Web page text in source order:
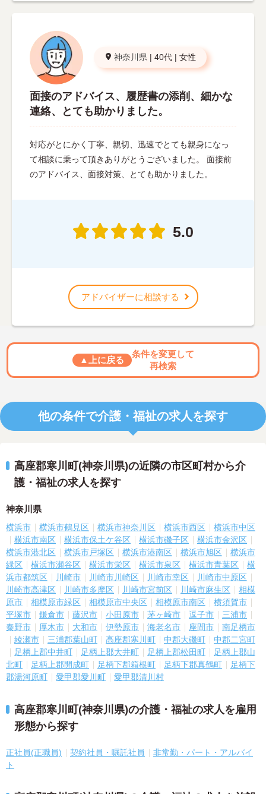
神奈川県 | 40代 | 女性
面接のアドバイス、履歴書の添削、細かな
連絡、とても助かりました。
対応がとにかく丁寧、親切、迅速でとても親身になっ
て相談に乗って頂きありがとうございました。 面接前
のアドバイス、面接対策、とても助かりました。
5.0
アドバイザーに相談する
▲上に戻る
条件を変更して
再検索
他の条件で介護・福祉の求人を探す
高座郡寒川町(神奈川県)の近隣の市区町村から介
護・福祉の求人を探す
神奈川県
横浜市 横浜市鶴見区 横浜市神奈川区 横浜市西区
横浜市中区
横浜市南区
横浜市保土ケ谷区 横浜市磯子区
横浜市金沢区
横浜市港北区
横浜市戸塚区 横浜市港南区 横浜市旭区
横浜市
緑区
横浜市瀬谷区 横浜市栄区 横浜市泉区 横浜市青葉区
横
浜市都筑区
川崎市 川崎市川崎区 川崎市幸区
川崎市中原区
川崎市高津区
川崎市多摩区 川崎市宮前区 川崎市麻生区
相模
原市
相模原市緑区 相模原市中央区 相模原市南区
横須賀市
平塚市
鎌倉市 藤沢市 小田原市 茅ヶ崎市 逗子市
三浦市
秦野市
厚木市 大和市 伊勢原市 海老名市 座間市
南足柄市
綾瀬市
三浦郡葉山町 高座郡寒川町 中郡大磯町
中郡二宮町
足柄上郡中井町
足柄上郡大井町 足柄上郡松田町
足柄上郡山
北町
足柄上郡開成町 足柄下郡箱根町 足柄下郡真鶴町
足柄下
郡湯河原町
愛甲郡愛川町 愛甲郡清川村
高座郡寒川町(神奈川県)の介護・福祉の求人を雇用
形態から探す
正社員(正職員) 契約社員・嘱託社員
非常勤・パート・アルバイ
ト